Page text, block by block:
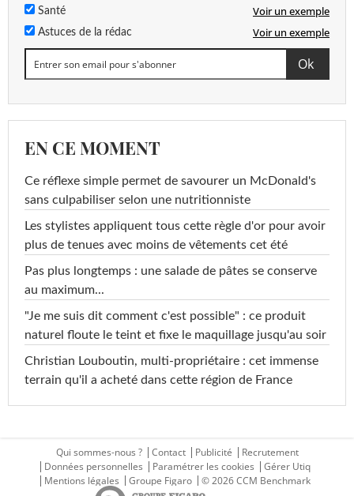
Santé Voir un exemple
Astuces de la rédac Voir un exemple
EN CE MOMENT
Ce réflexe simple permet de savourer un McDonald's
sans culpabiliser selon une nutritionniste
Les stylistes appliquent tous cette règle d'or pour avoir
plus de tenues avec moins de vêtements cet été
Pas plus longtemps : une salade de pâtes se conserve
au maximum...
"Je me suis dit comment c'est possible" : ce produit
naturel floute le teint et fixe le maquillage jusqu'au soir
Christian Louboutin, multi-propriétaire : cet immense
terrain qu'il a acheté dans cette région de France
Qui sommes-nous ? Contact Publicité
Recrutement
Données personnelles
Paramétrer les cookies
Gérer Utiq
Mentions légales
Groupe Figaro © 2026 CCM Benchmark